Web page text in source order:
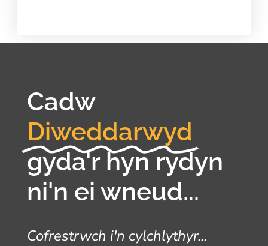
Cadw
Diweddarwyd
gyda'r hyn rydyn
ni'n ei wneud...
Cofrestrwch i'n cylchlythyr...